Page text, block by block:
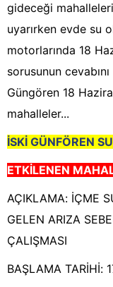
gideceği
uyarırken evde su
motorlarında 18
sorusunun
Güngören 18
mahalleler...
İSKİ GÜNFÖREN
ETKİLENEN
AÇIKLAMA: İÇME
GELEN ARIZA
ÇALIŞMASI
BAŞLAMA TARİHİ: